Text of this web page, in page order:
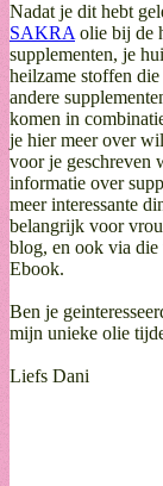
Nadat je dit hebt
SAKRA olie bij de
supplementen, je
heilzame stoffen
andere
komen in
je hier meer over
voor je geschreven
informatie over
meer interessante
belangrijk voor
blog, en ook via
Ebook.
Ben je
mijn unieke olie
Liefs Dani